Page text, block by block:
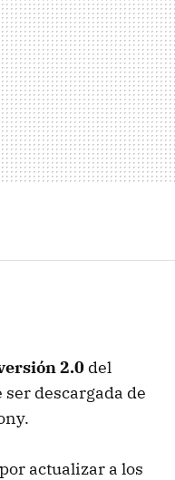
2.0 del
ser descargada de
actualizar a los